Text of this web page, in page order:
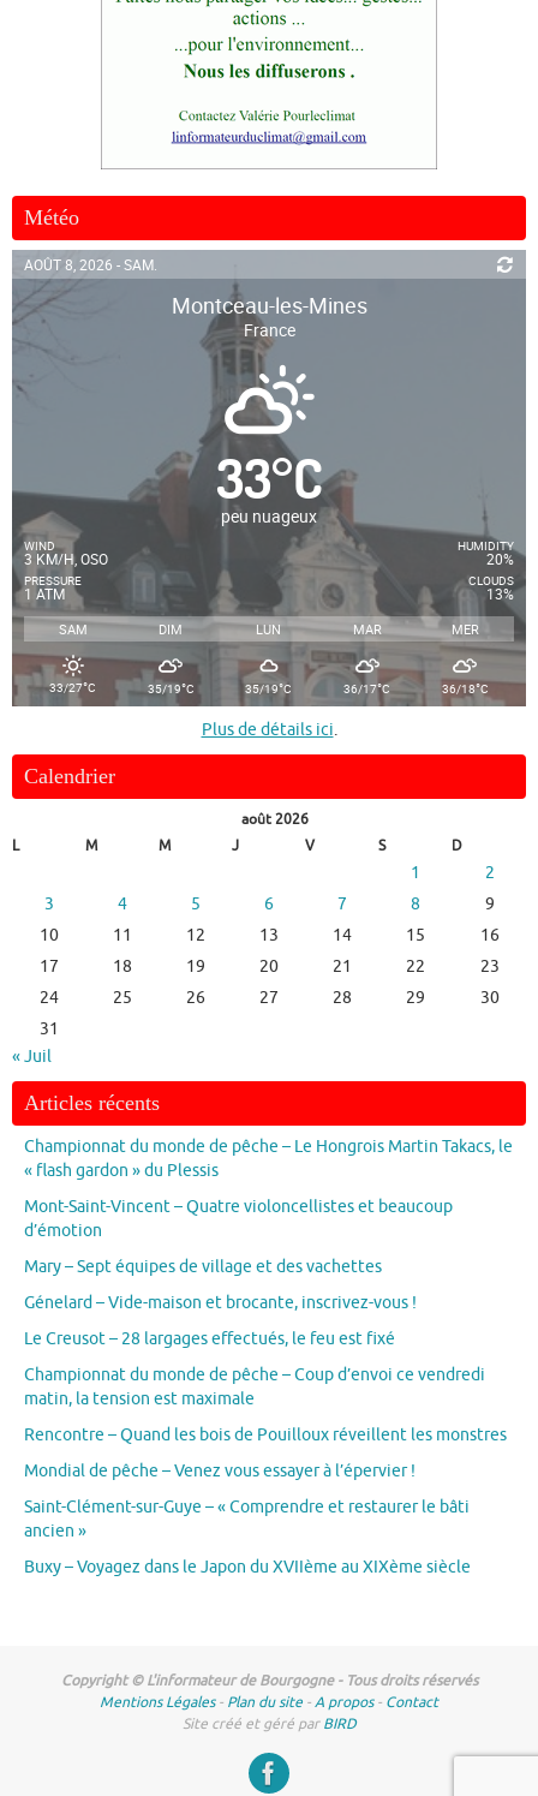
Météo
AOÛT 8, 2026 - SAM.
Montceau-les-Mines
France
33°C
peu nuageux
WIND
3 KM/H, OSO
PRESSURE
1 ATM
HUMIDITY
20%
CLOUDS
13%
SAM DIM LUN MAR MER
33/27°C 35/19°C 35/19°C 36/17°C 36/18°C
Plus de détails ici.
Calendrier
août 2026
L
M M J V S D
1
2
3
4 5 6 7 8
9
10
11 12 13 14 15
16
17
18 19 20 21 22
23
24
25 26 27 28 29
30
31
« Juil
Articles récents
Championnat du monde de pêche – Le Hongrois Martin Takacs, le
« flash gardon » du Plessis
Mont-Saint-Vincent – Quatre violoncellistes et beaucoup
d’émotion
Mary – Sept équipes de village et des vachettes
Génelard – Vide-maison et brocante, inscrivez-vous !
Le Creusot – 28 largages effectués, le feu est fixé
Championnat du monde de pêche – Coup d’envoi ce vendredi
matin, la tension est maximale
Rencontre – Quand les bois de Pouilloux réveillent les monstres
Mondial de pêche – Venez vous essayer à l’épervier !
Saint-Clément-sur-Guye – « Comprendre et restaurer le bâti
ancien »
Buxy – Voyagez dans le Japon du XVIIème au XIXème siècle
Copyright © L'informateur de Bourgogne - Tous droits réservés
Mentions Légales- Plan du site -A propos- Contact
Site créé et géré parBIRD